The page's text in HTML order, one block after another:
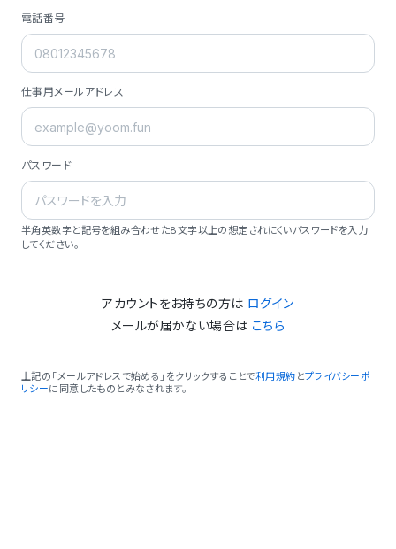
電話番号
仕事用メールアドレス
パスワード
半角英数字と記号を組み合わせた8文字以上の想定されにくいパスワードを入力
してください。
アカウントをお持ちの方は ログイン
メールが届かない場合は こちら
上記の「メールアドレスで始める」をクリックすることで利用規約 とプライバシーポ
リシーに同意したものとみなされます。